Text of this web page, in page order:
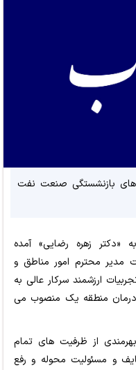
بازنشستگی صنعت نفت
زهره رضایی» آمده
مدیر محترم امور مناطق و
ارزشمند سرکار عالی به
منطقه یک منصوب می
از ظرفیت های تمام
و مسئولیت محوله و رفع